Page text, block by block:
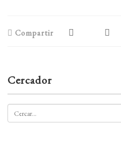
Compartir
Cercador